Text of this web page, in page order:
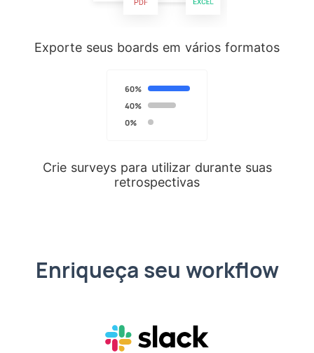
Exporte seus boards em vários formatos
Crie surveys para utilizar durante suas
retrospectivas
Enriqueça seu workflow